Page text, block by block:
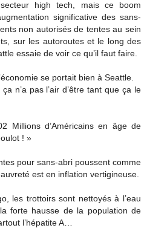
high tech, mais ce boom
significative des sans-
non autorisés de tentes au sein
sur les autoroutes et le long des
essaie de voir ce qu’il faut faire.
se portait bien à Seattle.
n’a pas l’air d’être tant que ça le
Millions d’Américains en âge de
! »
pour sans-abri poussent comme
est en inflation vertigineuse.
les trottoirs sont nettoyés à l’eau
forte hausse de la population de
l’hépatite A…